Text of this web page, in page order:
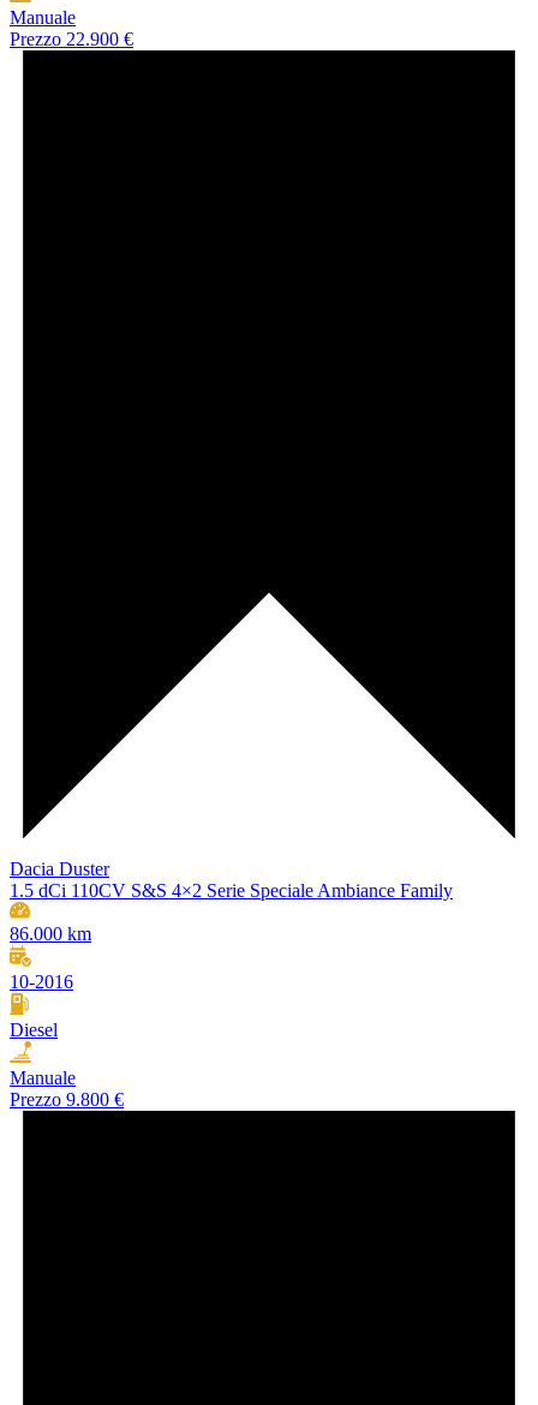
Manuale
Prezzo 22.900 €
Dacia Duster
1.5 dCi 110CV S&S 4×2 Serie Speciale Ambiance Family
86.000 km
10-2016
Diesel
Manuale
Prezzo 9.800 €